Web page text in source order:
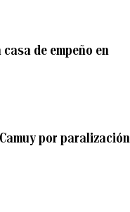
de empeño en
por paralización